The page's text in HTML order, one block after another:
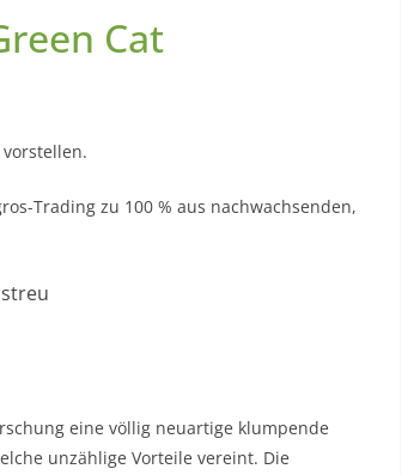
Cat
vorstellen.
Trading zu 100 % aus nachwachsenden,
eine völlig neuartige klumpende
unzählige Vorteile vereint. Die